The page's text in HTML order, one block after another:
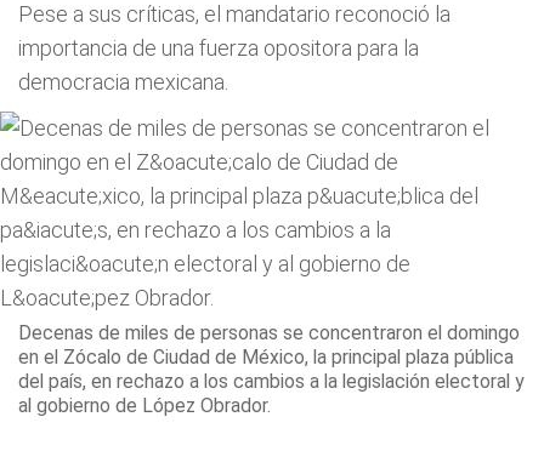
Pese a sus críticas, el mandatario reconoció la
importancia de una fuerza opositora para la
democracia mexicana.
Decenas de miles de personas se concentraron el domingo
en el Zócalo de Ciudad de México, la principal plaza pública
del país, en rechazo a los cambios a la legislación electoral y
al gobierno de López Obrador.